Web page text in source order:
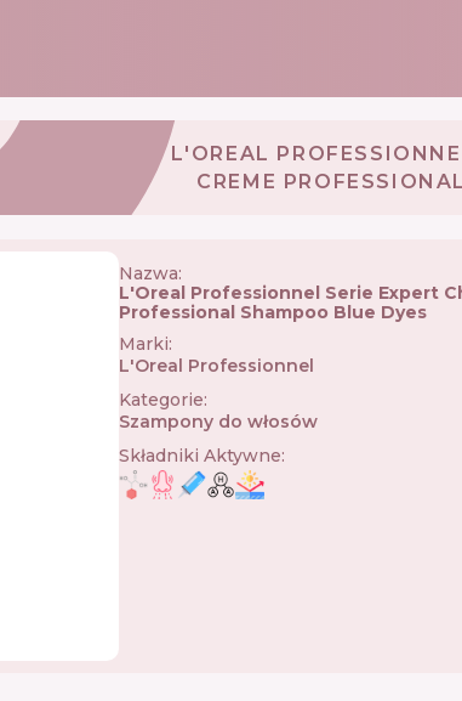
L'OREAL
CREME
Nazwa:
L'Oreal Professionnel Serie Expert
Professional Shampoo Blue Dyes
Marki:
L'Oreal Professionnel
Kategorie:
Szampony do włosów
Składniki Aktywne: